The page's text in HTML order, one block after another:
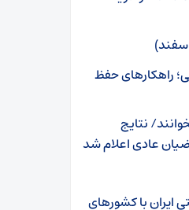
راهکارهای حفظ
نتایج
عادی اعلام شد
ایران با کشورهای